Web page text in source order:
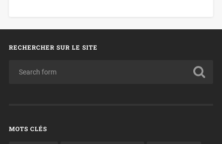
RECHERCHER SUR LE SITE
MOTS CLÉS